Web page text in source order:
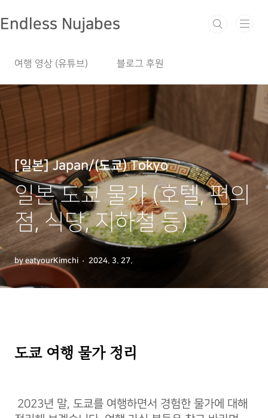
Endless Nujabes
여행 영상 (유튜브) 블로그 후원
[일본] Japan/(도쿄) Tokyo
일본 도쿄 물가 (호텔, 편의
점, 식당, 지하철 등)
by eatyourKimchi 2024. 3. 27.
도쿄 여행 물가 정리
2023년 말, 도쿄를 여행하면서 경험한 물가에 대해